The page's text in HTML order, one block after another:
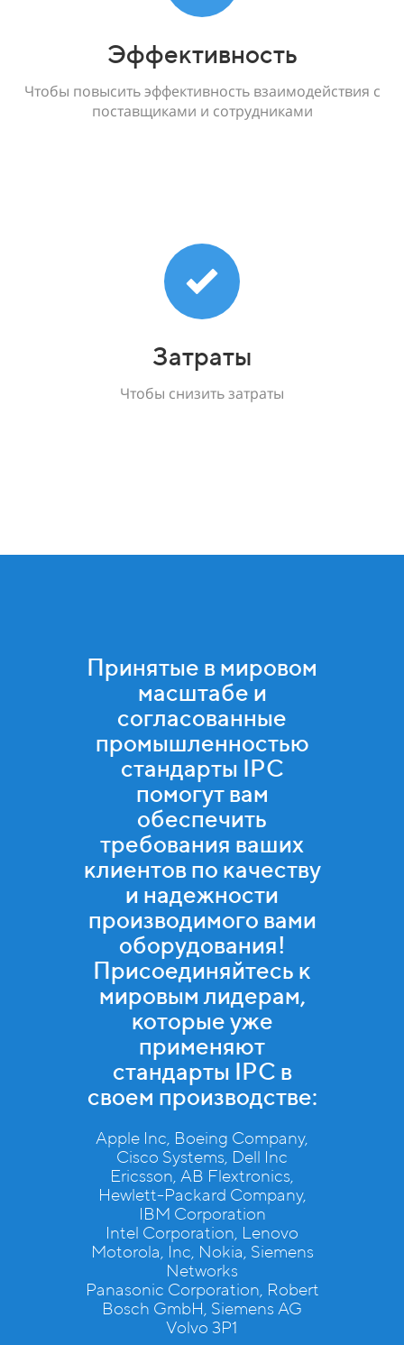
Эффективность
Чтобы повысить эффективность взаимодействия с
поставщиками и сотрудниками
Затраты
Чтобы снизить затраты
Принятые в мировом
масштабе и
согласованные
промышленностью
стандарты IPC
помогут вам
обеспечить
требования ваших
клиентов по качеству
и надежности
производимого вами
оборудования!
Присоединяйтесь к
мировым лидерам,
которые уже
применяют
стандарты IPC в
своем производстве:
Apple Inc, Boeing Company,
Cisco Systems, Dell Inc
Ericsson, AB Flextronics,
Hewlett-Packard Company,
IBM Corporation
Intel Corporation, Lenovo
Motorola, Inc, Nokia, Siemens
Networks
Panasonic Corporation, Robert
Bosch GmbH, Siemens AG
Volvo 3P1